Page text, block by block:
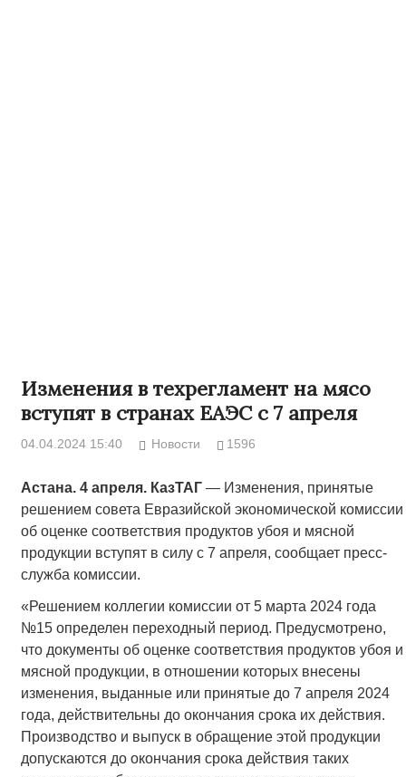
Изменения в техрегламент на мясо
вступят в странах ЕАЭС с 7 апреля
04.04.2024 15:40 Новости 1596
Астана. 4 апреля. КазТАГ— Изменения, принятые
решением совета Евразийской экономической комиссии
об оценке соответствия продуктов убоя и мясной
продукции вступят в силу с 7 апреля, сообщает пресс-
служба комиссии.
«Решением коллегии комиссии от 5 марта 2024 года
№15 определен переходный период. Предусмотрено,
что документы об оценке соответствия продуктов убоя и
мясной продукции, в отношении которых внесены
изменения, выданные или принятые до 7 апреля 2024
года, действительны до окончания срока их действия.
Производство и выпуск в обращение этой продукции
допускаются до окончания срока действия таких